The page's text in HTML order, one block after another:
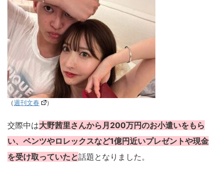
（週刊文春 ）
交際中は大野茜里さんから月200万円のお小遣いをもら
い、ベンツやロレックスなど1億円近いプレゼントや現金
を受け取っていたと話題となりました。